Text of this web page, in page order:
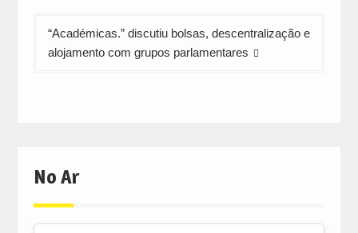
“Académicas.” discutiu bolsas, descentralização e
alojamento com grupos parlamentares
No Ar